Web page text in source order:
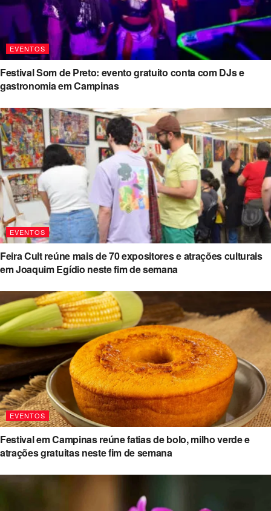
EVENTOS
Festival Som de Preto: evento gratuito conta com DJs e
gastronomia em Campinas
EVENTOS
Feira Cult reúne mais de 70 expositores e atrações culturais
em Joaquim Egídio neste fim de semana
EVENTOS
Festival em Campinas reúne fatias de bolo, milho verde e
atrações gratuitas neste fim de semana